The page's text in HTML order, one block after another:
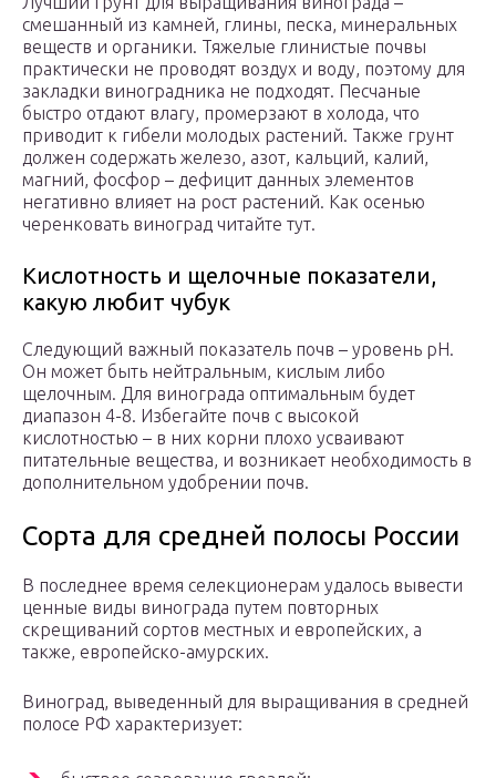
смешанный из камней, глины, песка, минеральных
веществ и органики. Тяжелые глинистые почвы
практически не проводят воздух и воду, поэтому для
закладки виноградника не подходят. Песчаные
быстро отдают влагу, промерзают в холода, что
приводит к гибели молодых растений. Также грунт
должен содержать железо, азот, кальций, калий,
магний, фосфор – дефицит данных элементов
негативно влияет на рост растений. Как осенью
черенковать виноград читайте тут.
Кислотность и щелочные показатели,
какую любит чубук
Следующий важный показатель почв – уровень pH.
Он может быть нейтральным, кислым либо
щелочным. Для винограда оптимальным будет
диапазон 4-8. Избегайте почв с высокой
кислотностью – в них корни плохо усваивают
питательные вещества, и возникает необходимость в
дополнительном удобрении почв.
Сорта для средней полосы России
В последнее время селекционерам удалось вывести
ценные виды винограда путем повторных
скрещиваний сортов местных и европейских, а
также, европейско-амурских.
Виноград, выведенный для выращивания в средней
полосе РФ характеризует: